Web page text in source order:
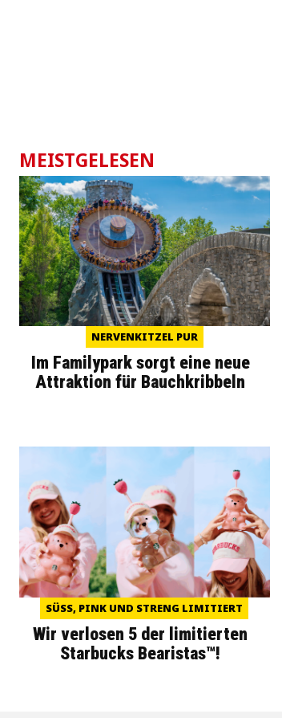
MEISTGELESEN
NERVENKITZEL PUR
Im Familypark sorgt eine neue
Attraktion für Bauchkribbeln
SÜSS, PINK UND STRENG LIMITIERT
Wir verlosen 5 der limitierten
Starbucks Bearistas™!